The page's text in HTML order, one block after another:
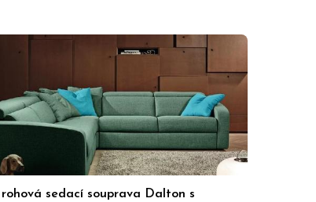
sedací souprava Dalton s